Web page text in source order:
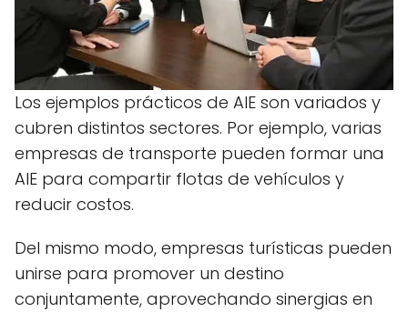
Los ejemplos prácticos de AIE son variados y
cubren distintos sectores. Por ejemplo, varias
empresas de transporte pueden formar una
AIE para compartir flotas de vehículos y
reducir costos.
Del mismo modo, empresas turísticas pueden
unirse para promover un destino
conjuntamente, aprovechando sinergias en